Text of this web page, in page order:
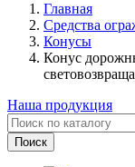
Главная
Средства
Конусы
Конус
Наша продукция